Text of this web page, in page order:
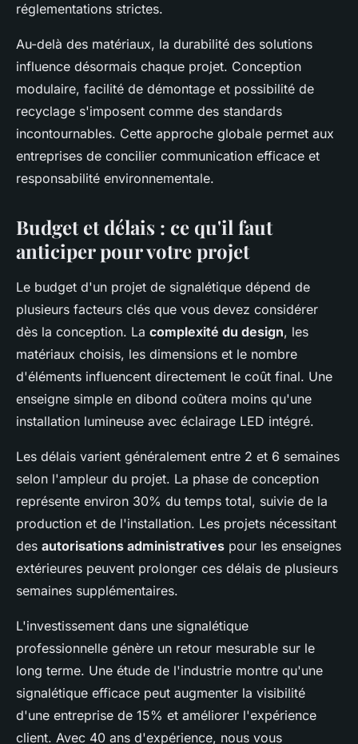
réglementations strictes.
Au-delà des matériaux, la durabilité des solutions
influence désormais chaque projet. Conception
modulaire, facilité de démontage et possibilité de
recyclage s'imposent comme des standards
incontournables. Cette approche globale permet aux
entreprises de concilier communication efficace et
responsabilité environnementale.
Budget et délais : ce qu'il faut
anticiper pour votre projet
Le budget d'un projet de signalétique dépend de
plusieurs facteurs clés que vous devez considérer
dès la conception. La complexité du design, les
matériaux choisis, les dimensions et le nombre
d'éléments influencent directement le coût final. Une
enseigne simple en dibond coûtera moins qu'une
installation lumineuse avec éclairage LED intégré.
Les délais varient généralement entre 2 et 6 semaines
selon l'ampleur du projet. La phase de conception
représente environ 30% du temps total, suivie de la
production et de l'installation. Les projets nécessitant
des autorisations administratives pour les enseignes
extérieures peuvent prolonger ces délais de plusieurs
semaines supplémentaires.
L'investissement dans une signalétique
professionnelle génère un retour mesurable sur le
long terme. Une étude de l'industrie montre qu'une
signalétique efficace peut augmenter la visibilité
d'une entreprise de 15% et améliorer l'expérience
client. Avec 40 ans d'expérience, nous vous